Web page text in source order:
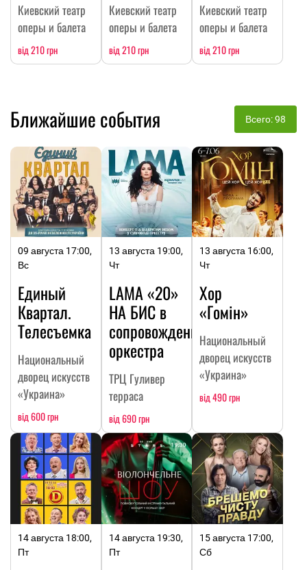
Киевский театр
оперы и балета
від 210 грн
Киевский театр
оперы и балета
від 210 грн
Киевский театр
оперы и балета
від 210 грн
Ближайшие события Всего: 98
09 августа 17:00,
Вс
Единый
Квартал.
Телесъемка
Национальный
дворец искусств
«Украина»
від 600 грн
13 августа 19:00,
Чт
LAMA «20»
НА БИC в
сопровождении
оркестра
ТРЦ Гуливер
терраса
від 690 грн
13 августа 16:00,
Чт
Хор
«Гомін»
Национальный
дворец искусств
«Украина»
від 490 грн
14 августа 18:00,
Пт
14 августа 19:30,
Пт
15 августа 17:00,
Сб